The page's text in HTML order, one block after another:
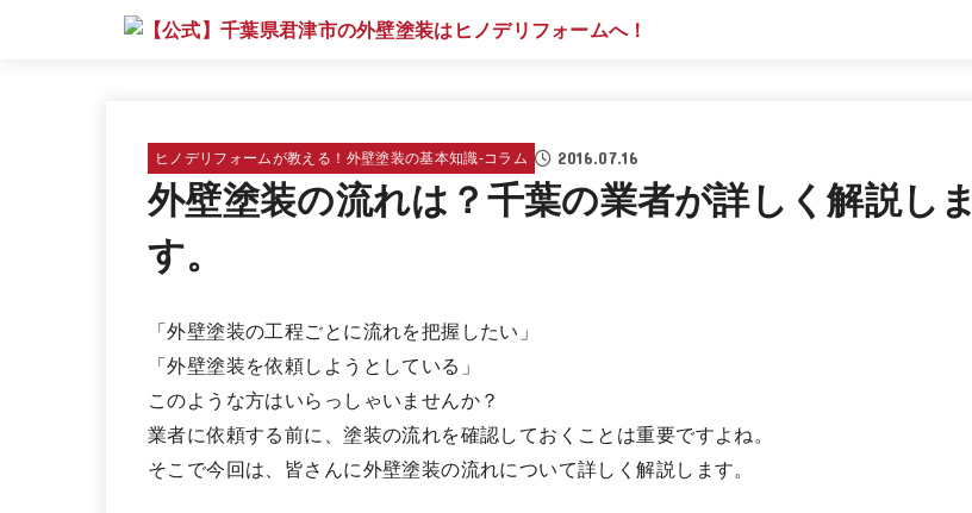
ヒノデリフォームが教える！外壁塗装の基本知識‐コラム 2016.07.16
外壁塗装の流れは？千葉の業者が詳しく解説しま
す。
「外壁塗装の工程ごとに流れを把握したい」
「外壁塗装を依頼しようとしている」
このような方はいらっしゃいませんか？
業者に依頼する前に、塗装の流れを確認しておくことは重要ですよね。
そこで今回は、皆さんに外壁塗装の流れについて詳しく解説します。